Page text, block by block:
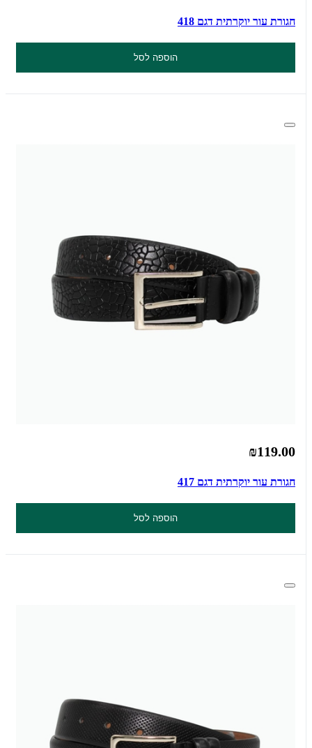
חגורת עור יוקרתית דגם 418
הוספה לסל
₪119.00
חגורת עור יוקרתית דגם 417
הוספה לסל